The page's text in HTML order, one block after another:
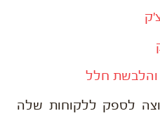
והלבשת חלל
לספק ללקוחות שלה